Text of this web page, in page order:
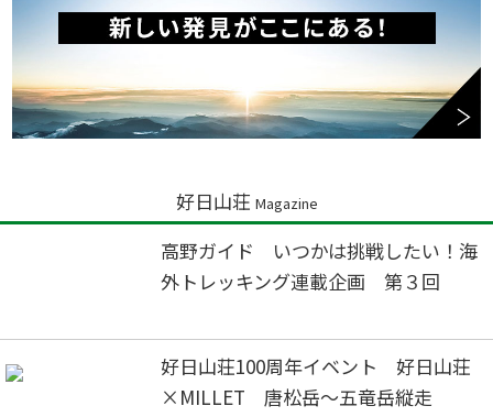
好日山荘 Magazine
高野ガイド いつかは挑戦したい！海
外トレッキング連載企画 第３回
好日山荘100周年イベント 好日山荘
×MILLET 唐松岳～五竜岳縦走